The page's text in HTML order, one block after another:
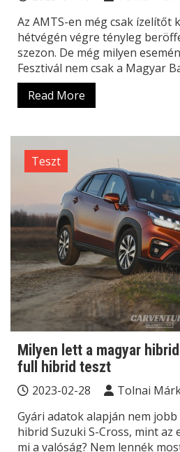
Az AMTS-en még csak ízelítőt
hétvégén végre tényleg
szezon. De még milyen
Fesztivál nem csak a Magyar
Read More
Teszt
Milyen lett a magyar
full hibrid teszt
2023-02-28 Tolnai
Gyári adatok alapján nem
hibrid Suzuki S-Cross, mint az
mi a valóság? Nem lennék